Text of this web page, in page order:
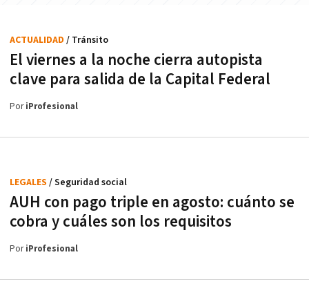
El viernes a la noche cierra autopista
clave para salida de la Capital Federal
ACTUALIDAD / Tránsito
PoriProfesional
AUH con pago triple en agosto: cuánto se
cobra y cuáles son los requisitos
LEGALES / Seguridad social
PoriProfesional